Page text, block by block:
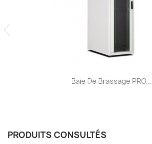
Baie De Brassage PRO...
PRODUITS CONSULTÉS